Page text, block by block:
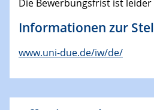
Die Bewerbungsfrist ist leider
Informationen zur
www.uni-due.de/iw/de/